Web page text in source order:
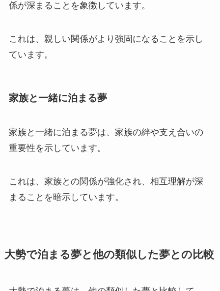
係が深まることを象徴しています。
これは、親しい関係がより強固になることを示し
ています。
家族と一緒に泊まる夢
家族と一緒に泊まる夢は、家族の絆や支え合いの
重要性を示しています。
これは、家族との関係が強化され、相互理解が深
まることを暗示しています。
大勢で泊まる夢と他の類似した夢との比較